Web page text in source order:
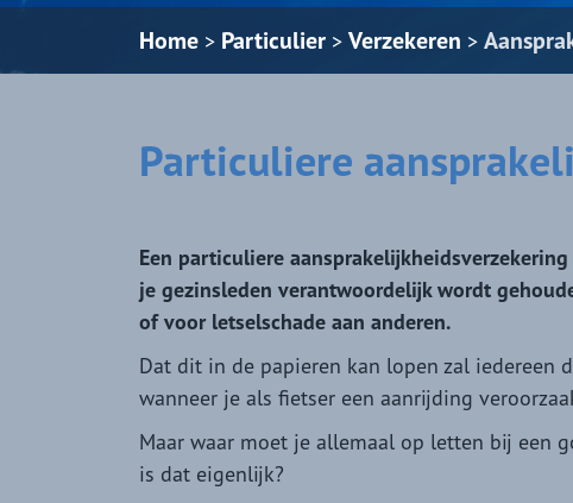
Home > Particulier > Verzekeren >
Particuliere
Een particuliere
je gezinsleden verantwoordelijk wordt
of voor letselschade aan anderen.
Dat dit in de papieren kan lopen zal iedereen
wanneer je als fietser een aanrijding
Maar waar moet je allemaal op letten bij een
is dat eigenlijk?